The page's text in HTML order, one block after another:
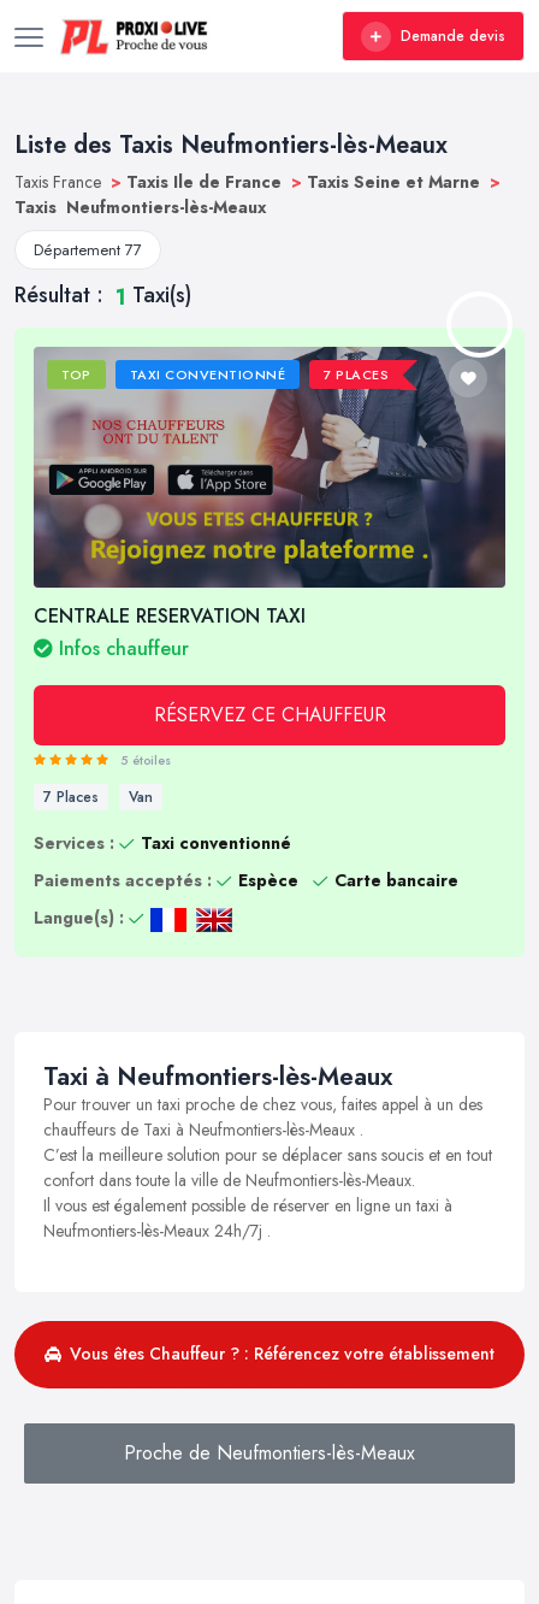
Demande devis
Liste des Taxis Neufmontiers-lès-Meaux
Taxis France > Taxis Ile de France > Taxis Seine et Marne >
Taxis Neufmontiers-lès-Meaux
Département 77
Résultat : 1 Taxi(s)
TOP TAXI CONVENTIONNÉ 7 PLACES
CENTRALE RESERVATION TAXI
Infos chauffeur
RÉSERVEZ CE CHAUFFEUR
5 étoiles
7 Places Van
Services :
Taxi conventionné
Paiements acceptés :
Espèce
Carte bancaire
Langue(s) :
Taxi à Neufmontiers-lès-Meaux
Pour trouver un taxi proche de chez vous, faites appel à un des
chauffeurs de Taxi à Neufmontiers-lès-Meaux .
C’est la meilleure solution pour se déplacer sans soucis et en tout
confort dans toute la ville de Neufmontiers-lès-Meaux.
Il vous est également possible de réserver en ligne un taxi à
Neufmontiers-lès-Meaux 24h/7j .
Vous êtes Chauffeur ? : Référencez votre établissement
Proche de Neufmontiers-lès-Meaux